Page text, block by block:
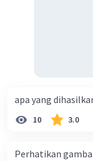
apa yang
10 3.0
Perhatikan